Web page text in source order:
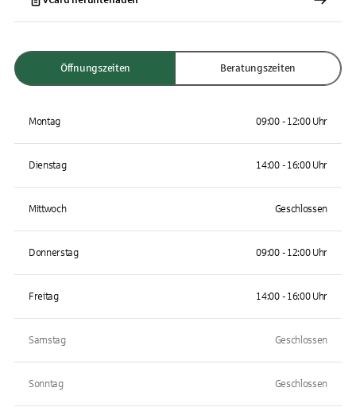
Öffnungszeiten Beratungszeiten
Montag 09:00 - 12:00 Uhr
Dienstag 14:00 - 16:00 Uhr
Mittwoch Geschlossen
Donnerstag 09:00 - 12:00 Uhr
Freitag 14:00 - 16:00 Uhr
Samstag Geschlossen
Sonntag Geschlossen